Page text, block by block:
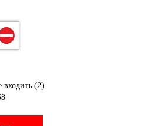
входить (2)